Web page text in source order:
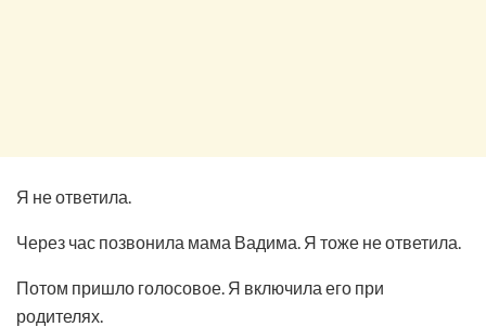
Я не ответила.
Через час позвонила мама Вадима. Я тоже не ответила.
Потом пришло голосовое. Я включила его при
родителях.